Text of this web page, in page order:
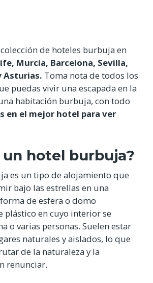
de hoteles burbuja en
Murcia, Barcelona, Sevilla,
Asturias. Toma nota de todos los
puedas vivir una escapada en la
habitación burbuja, con todo
en el mejor hotel para ver
un hotel burbuja?
es un tipo de alojamiento que
bajo las estrellas en una
de esfera o domo
plástico en cuyo interior se
o varias personas. Suelen estar
naturales y aislados, lo que
de la naturaleza y la
renunciar.